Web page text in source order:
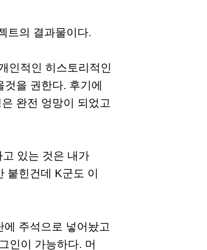
트의 결과물이다.
인적인 히스토리적인
을 권한다. 후기에
완전 엉망이 되었고
있는 것은 내가
붙힌건데 K군도 이
주석으로 넣어놨고
인이 가능하다. 머